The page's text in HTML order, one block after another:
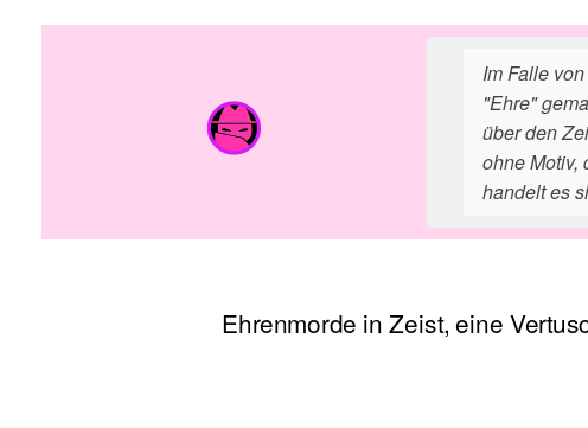
Im Falle
"Ehre"
über den
ohne Motiv,
handelt es